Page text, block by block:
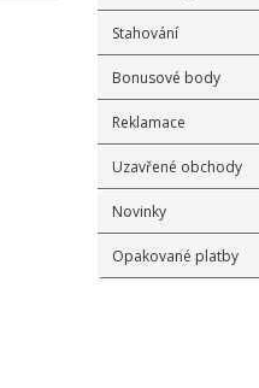
Stahování
Bonusové body
Reklamace
Uzavřené obchody
Novinky
Opakované platby